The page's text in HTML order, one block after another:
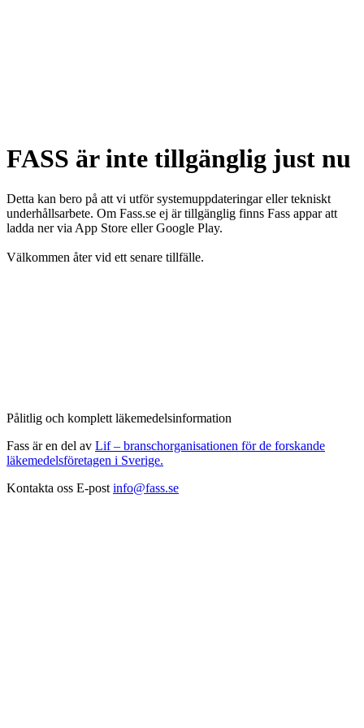
FASS är inte tillgänglig just nu
Detta kan bero på att vi utför systemuppdateringar eller tekniskt
underhållsarbete. Om Fass.se ej är tillgänglig finns Fass appar att
ladda ner via App Store eller Google Play.
Välkommen åter vid ett senare tillfälle.
Pålitlig och komplett läkemedelsinformation
Fass är en del av Lif – branschorganisationen för de forskande
läkemedelsföretagen i Sverige.
Kontakta oss E-post info@fass.se